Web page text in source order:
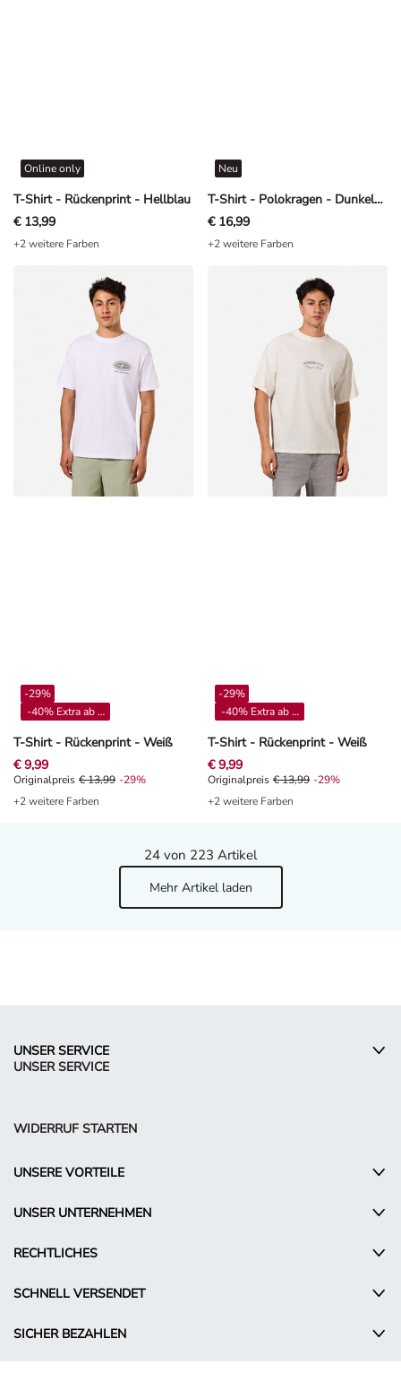
T-Shirt - Rückenprint - Hellblau
Online only
€ 13,99
+2 weitere Farben
T-Shirt - Polokragen - Dunkelgrau
Neu
€ 16,99
+2 weitere Farben
T-Shirt - Rückenprint - Weiß
-29%
-40% Extra ab 4**
€ 9,99
Originalpreis € 13,99, Rabat -29%
Originalpreis € 13,99 -29%
+2 weitere Farben
T-Shirt - Rückenprint - Weiß
-29%
-40% Extra ab 4**
€ 9,99
Originalpreis € 13,99, Rabat -29%
Originalpreis € 13,99 -29%
+2 weitere Farben
24 von 223 Artikel
Mehr Artikel laden
UNSER SERVICE
UNSER SERVICE
WIDERRUF STARTEN
UNSERE VORTEILE
UNSER UNTERNEHMEN
RECHTLICHES
SCHNELL VERSENDET
SICHER BEZAHLEN